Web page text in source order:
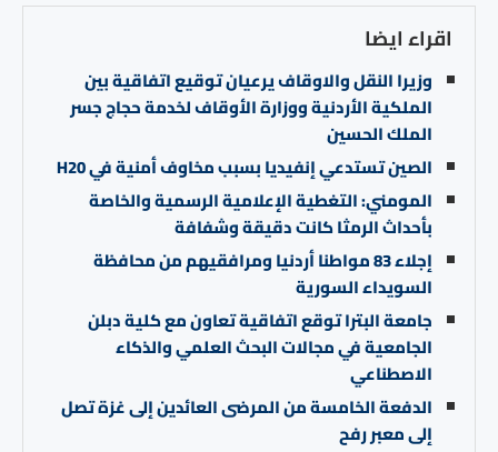
اقراء ايضا
وزيرا النقل والاوقاف يرعيان توقيع اتفاقية بين
الملكية الأردنية ووزارة الأوقاف لخدمة حجاج جسر
الملك الحسين
الصين تستدعي إنفيديا بسبب مخاوف أمنية في H20
المومني: التغطية الإعلامية الرسمية والخاصة
بأحداث الرمثا كانت دقيقة وشفافة
إجلاء 83 مواطنا أردنيا ومرافقيهم من محافظة
السويداء السورية
جامعة البترا توقع اتفاقية تعاون مع كلية دبلن
الجامعية في مجالات البحث العلمي والذكاء
الاصطناعي
الدفعة الخامسة من المرضى العائدين إلى غزة تصل
إلى معبر رفح